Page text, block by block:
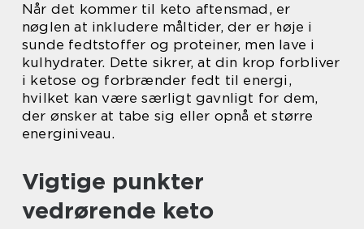
Når det kommer til keto aftensmad, er
nøglen at inkludere måltider, der er høje i
sunde fedtstoffer og proteiner, men lave i
kulhydrater. Dette sikrer, at din krop forbliver
i ketose og forbrænder fedt til energi,
hvilket kan være særligt gavnligt for dem,
der ønsker at tabe sig eller opnå et større
energiniveau.
Vigtige punkter
vedrørende keto